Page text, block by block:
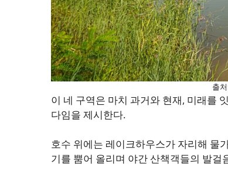
출
이 네 구역은 마치 과거와 현재, 미래를
다임을 제시한다.
호수 위에는 레이크하우스가 자리해 물
기를 뿜어 올리며 야간 산책객들의 발걸